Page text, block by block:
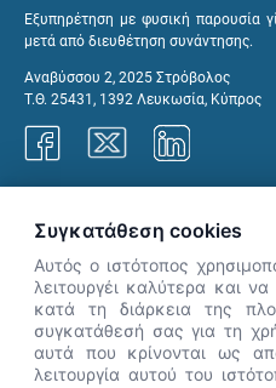
Εξυπηρέτηση με φυσική παρουσία
μετά από διευθέτηση συνάντησης.
Αναβύσσου 2, 2025 Στρόβολος
Τ.Θ. 25431, 1392 Λευκωσία, Κύπρος
👋 Καλώς
Πες μου
Συγκατάθεση cookies
Αυτός ο ιστότοπος
λειτουργέι καλύτερα και
κατά τη διάρκεια της
συγκατάθεσή σας για τη
αυτά που κρίνονται ως
λειτουργία αυτού του